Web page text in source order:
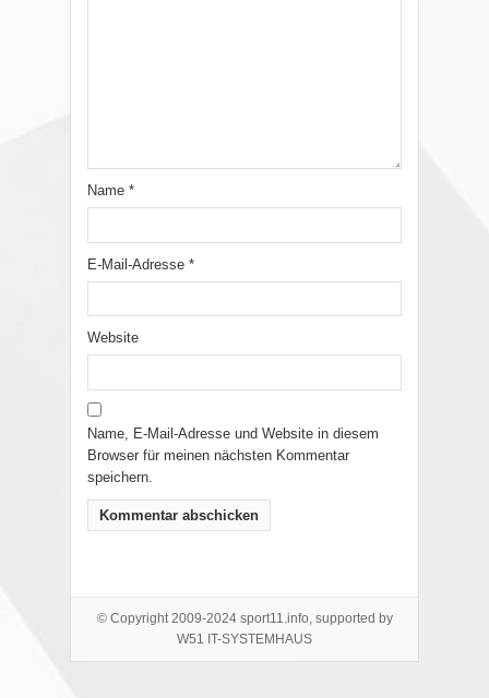
Name *
E-Mail-Adresse *
Website
Name, E-Mail-Adresse und Website in diesem
Browser für meinen nächsten Kommentar
speichern.
© Copyright 2009-2024 sport11.info, supported by
W51 IT-SYSTEMHAUS